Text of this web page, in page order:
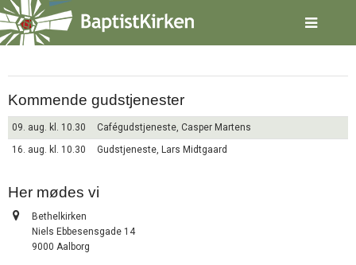
Spring
menu
over
gå
indhold Vend
tilbage
forsiden
2.0:
Nyheder
4.0:
Inspiration
5.0:
Værktøjskassen
Aalborg – Bethelkirken
Kommende gudstjenester
09. aug. kl. 10.30
Cafégudstjeneste, Casper Martens
16. aug. kl. 10.30
Gudstjeneste, Lars Midtgaard
Her mødes vi
Adresse:
Bethelkirken
Niels Ebbesensgade 14
9000 Aalborg